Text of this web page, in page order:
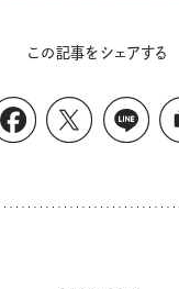
この記事をシェアする